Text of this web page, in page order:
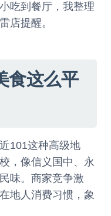
吃到餐厅，我整理
店提醒。
食这么平
101这种高级地
，像信义国中、永
味。商家竞争激
地人消费习惯，象